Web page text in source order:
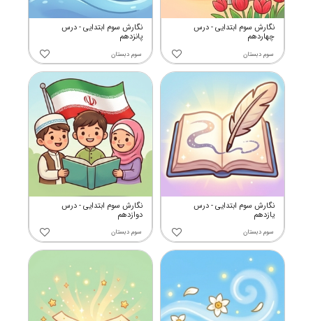
نگارش سوم ابتدایی - درس
پانزدهم
سوم دبستان
نگارش سوم ابتدایی - درس
چهاردهم
سوم دبستان
نگارش سوم ابتدایی - درس
دوازدهم
سوم دبستان
نگارش سوم ابتدایی - درس
یازدهم
سوم دبستان